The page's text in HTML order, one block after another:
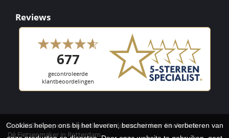
Reviews
© 2026 Berkenpeis Tweewielers. Ondersteund doorSitePack ®
Dé Fietsenmaker in Rotterdam
Cookies helpen ons bij het leveren, beschermen en verbeteren van